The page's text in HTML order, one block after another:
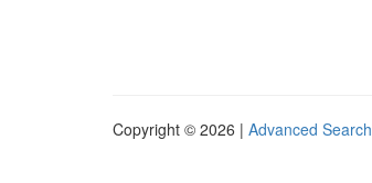
Copyright © 2026 | Advanced Search